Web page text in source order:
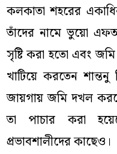
কলকাতা শহরের
তাঁদের নামে ভুয়ো
সৃষ্টি করা হতো এবং
খাটিয়ে করতেন শান্তনু
জায়গায় জমি দখল
তা পাচার করা
প্রভাবশালীদের কাছেও।